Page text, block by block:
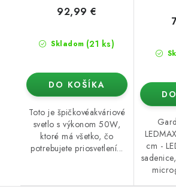
Skladom (21 ks)
92,99 €
DO KOŠÍKA
Toto je špičkovéakváriové
svetlo s výkonom 50W,
ktoré má všetko, čo
potrebujete priosvetlení...
cm -